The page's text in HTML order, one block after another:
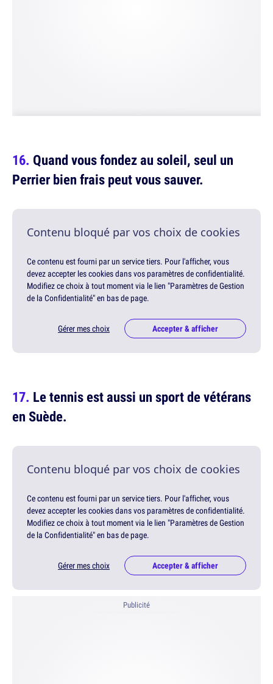
Quand vous fondez au soleil, seul un
Perrier bien frais peut vous sauver.
Contenu bloqué par vos choix de cookies
Ce contenu est fourni par un service tiers. Pour l'afficher, vous
devez accepter les cookies dans vos paramètres de confidentialité.
Modifiez ce choix à tout moment via le lien "Paramètres de Gestion
de la Confidentialité" en bas de page.
Gérer mes choix Accepter & afficher
Le tennis est aussi un sport de vétérans
en Suède.
Contenu bloqué par vos choix de cookies
Ce contenu est fourni par un service tiers. Pour l'afficher, vous
devez accepter les cookies dans vos paramètres de confidentialité.
Modifiez ce choix à tout moment via le lien "Paramètres de Gestion
de la Confidentialité" en bas de page.
Gérer mes choix Accepter & afficher
Publicité